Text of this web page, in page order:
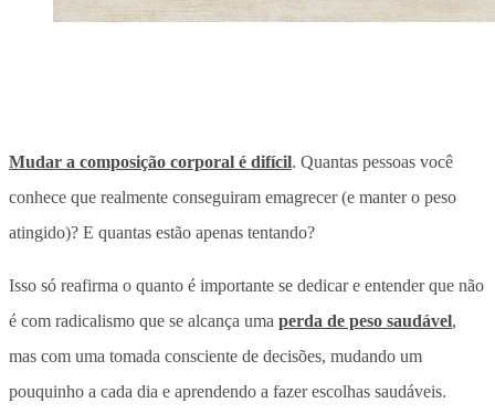
Mudar a composição corporal é difícil. Quantas pessoas você
conhece que realmente conseguiram emagrecer (e manter o peso
atingido)? E quantas estão apenas tentando?
Isso só reafirma o quanto é importante se dedicar e entender que não
é com radicalismo que se alcança uma perda de peso saudável,
mas com uma tomada consciente de decisões, mudando um
pouquinho a cada dia e aprendendo a fazer escolhas saudáveis.